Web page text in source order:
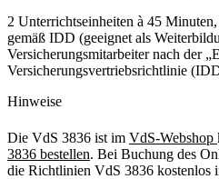
2 Unterrichtseinheiten à 45
gemäß IDD (geeignet als
Versicherungsmitarbeiter nach der
Versicherungsvertriebsrichtlinie
Hinweise
Die VdS 3836 ist im VdS-Webshop
3836 bestellen. Bei Buchung des
die Richtlinien VdS 3836 kostenlos